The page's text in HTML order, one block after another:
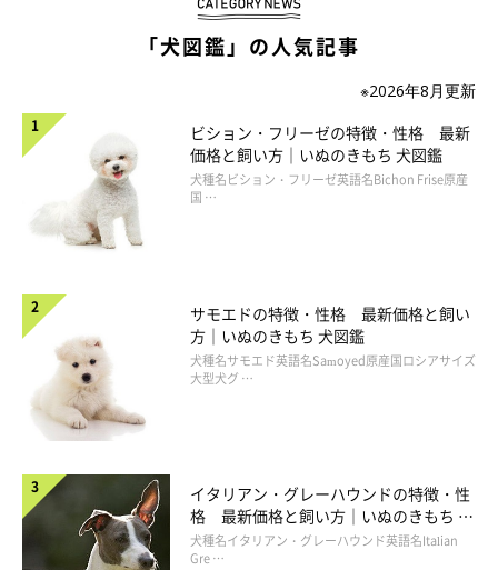
「犬図鑑」の人気記事
※2026年8月更新
ビション・フリーゼの特徴・性格 最新
価格と飼い方｜いぬのきもち 犬図鑑
犬種名ビション・フリーゼ英語名Bichon Frise原産
国 …
サモエドの特徴・性格 最新価格と飼い
方｜いぬのきもち 犬図鑑
犬種名サモエド英語名Samoyed原産国ロシアサイズ
大型犬グ …
イタリアン・グレーハウンドの特徴・性
格 最新価格と飼い方｜いぬのきもち 犬
図鑑
犬種名イタリアン・グレーハウンド英語名Italian
Gre …